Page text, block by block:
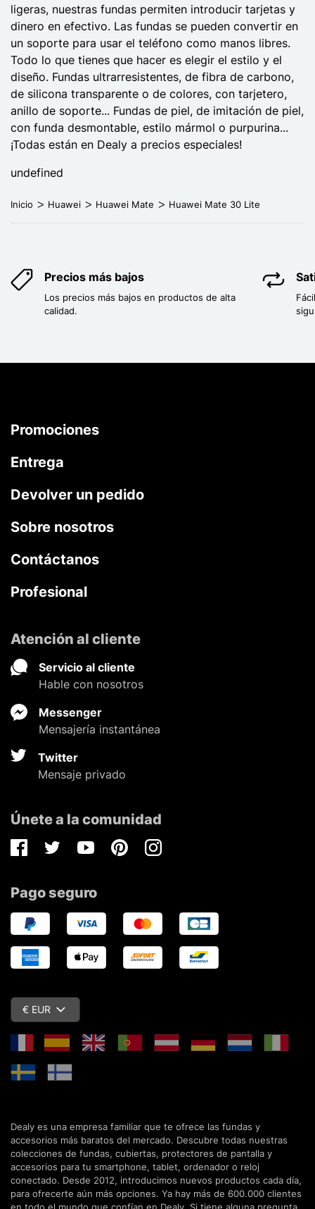
ligeras, nuestras fundas permiten introducir tarjetas y
dinero en efectivo. Las fundas se pueden convertir en
un soporte para usar el teléfono como manos libres.
Todo lo que tienes que hacer es elegir el estilo y el
diseño. Fundas ultrarresistentes, de fibra de carbono,
de silicona transparente o de colores, con tarjetero,
anillo de soporte... Fundas de piel, de imitación de piel,
con funda desmontable, estilo mármol o purpurina...
¡Todas están en Dealy a precios especiales!
undefined
Inicio Huawei Huawei Mate Huawei Mate 30 Lite
Precios más bajos
Los precios más bajos en productos de alta
calidad.
Promociones
Entrega
Devolver un pedido
Sobre nosotros
Contáctanos
Profesional
Atención al cliente
Servicio al cliente
Hable con nosotros
Messenger
Mensajería instantánea
Twitter
Mensaje privado
Únete a la comunidad
FacebookTwitterYoutubePinterestInstagram
Pago seguro
€ EUR
Dealy es una empresa familiar que te ofrece las fundas y
accesorios más baratos del mercado. Descubre todas nuestras
colecciones de fundas, cubiertas, protectores de pantalla y
accesorios para tu smartphone, tablet, ordenador o reloj
conectado. Desde 2012, introducimos nuevos productos cada día,
para ofrecerte aún más opciones. Ya hay más de 600.000 clientes